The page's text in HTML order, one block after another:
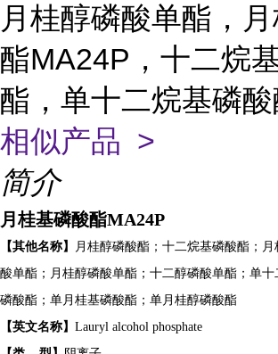
月桂醇磷酸单酯，
酯MA24P，十二烷
酯，单十二烷基磷
相似产品 >
简介
月桂基磷酸酯MA24P
【其他名称】
月桂醇磷酸酯；十二烷基磷酸酯；月
酸单酯；月桂醇磷酸单酯；十二醇磷酸单酯；单十
磷酸酯；单月桂基磷酸酯；单月桂醇磷酸酯
【英文名称】 Lauryl alcohol phosphate